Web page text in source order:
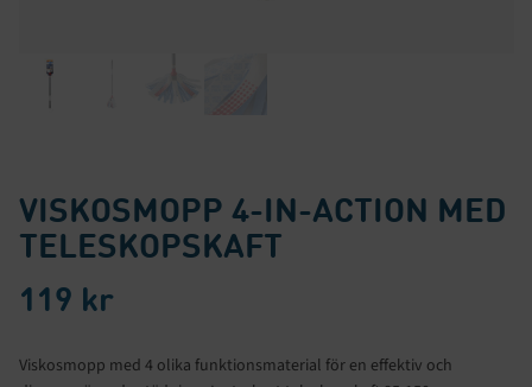
VISKOSMOPP 4-IN-ACTION MED
TELESKOPSKAFT
119 kr
Viskosmopp med 4 olika funktionsmaterial för en effektiv och